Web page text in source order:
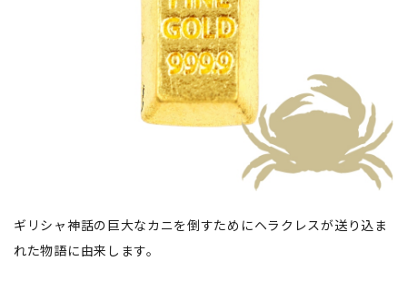
ギリシャ神話の巨大なカニを倒すためにヘラクレスが送り込ま
れた物語に由来します。